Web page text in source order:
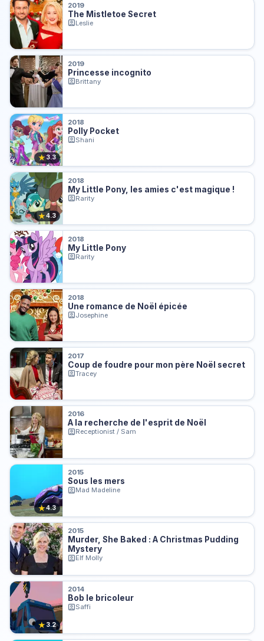
2019
The Mistletoe Secret
Leslie
2019
Princesse incognito
Brittany
★3.3
2018
Polly Pocket
Shani
★4.3
2018
My Little Pony, les amies c'est magique !
Rarity
2018
My Little Pony
Rarity
2018
Une romance de Noël épicée
Josephine
2017
Coup de foudre pour mon père Noël secret
Tracey
2016
A la recherche de l'esprit de Noël
Receptionist / Sam
★4.3
2015
Sous les mers
Mad Madeline
2015
Murder, She Baked : A Christmas Pudding
Mystery
Elf Molly
★ 3.2
2014
Bob le bricoleur
Saffi